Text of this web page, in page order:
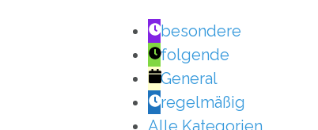
besondere
folgende
General
regelmäßig